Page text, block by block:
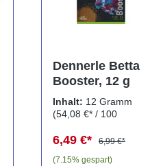
Dennerle Betta
Booster, 12 g
Inhalt: 12 Gramm
(54,08 €* / 100
6,49 €*
6,99 €*
(7.15% gespart)